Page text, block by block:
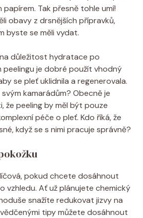
Tak přesně tohle umí!
obavy z drsnějších přípravků,
byste se měli vydat.
důležitost hydratace po
peelingu je dobré použít vhodný
se pleť uklidnila a regenerovala.
kamarádům? Obecně je
že peeling by měl být pouze
péče o pleť. Kdo říká, že
když se s nimi pracuje správně?
pokud chcete dosáhnout
vzhledu. Ať už plánujete chemický
snažíte redukovat jizvy na
tipy můžete dosáhnout